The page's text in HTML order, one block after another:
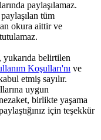
paylaşılamaz.
tüm
okura aittir ve
yukarıda belirtilen
Koşulları'nı ve
etmiş sayılır.
uygun
birlikte yaşama
için teşekkür